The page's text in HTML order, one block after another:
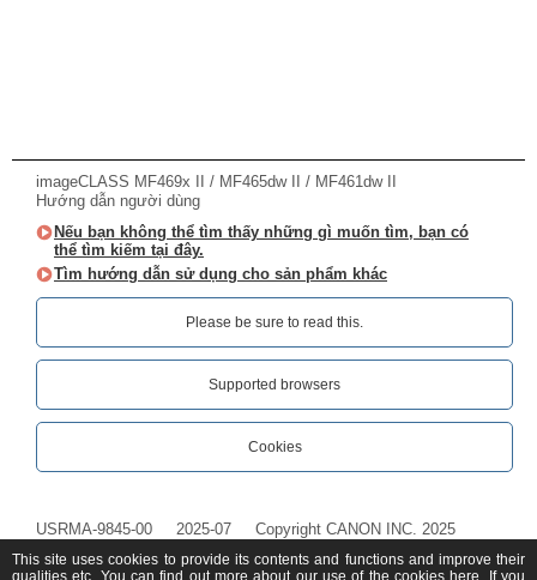
imageCLASS MF469x II / MF465dw II / MF461dw II
Hướng dẫn người dùng
Nếu bạn không thể tìm thấy những gì muốn tìm, bạn có
thể tìm kiếm tại đây.
Tìm hướng dẫn sử dụng cho sản phẩm khác
Please be sure to read this.‎
Supported browsers
Cookies
USRMA-9845-00 2025-07 Copyright CANON INC. 2025
This site uses cookies to provide its contents and functions and improve their
qualities etc. You can find out more about our use of the cookies here . If you